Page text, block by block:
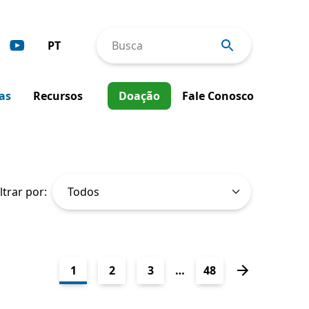
PT
English
Busca
Recursos
Relatórios Anuais
Doação Fale Conosco
por:
1 2 3 … 48